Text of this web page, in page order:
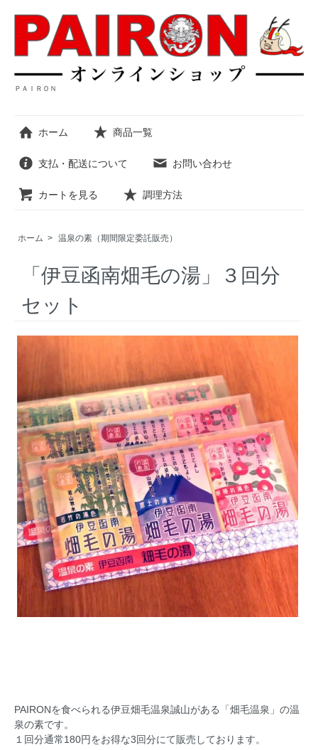
ＰＡＩＲＯＮ
ホーム 商品一覧
支払・配送について お問い合わせ
カートを見る 調理方法
ホーム > 温泉の素（期間限定委託販売）
「伊豆函南畑毛の湯」３回分
セット
PAIRONを食べられる伊豆畑毛温泉誠山がある「畑毛温泉」の温
泉の素です。
１回分通常180円をお得な3回分にて販売しております。